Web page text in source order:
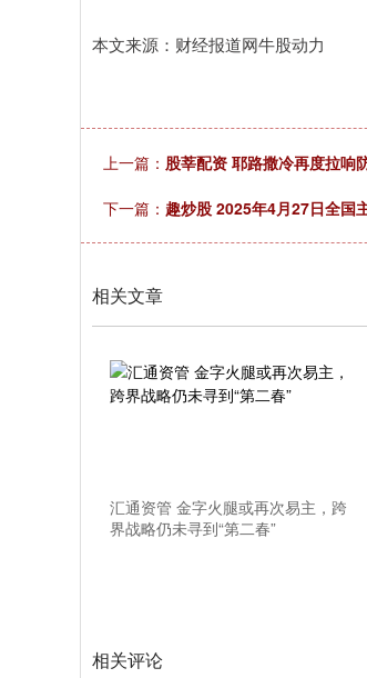
本文来源：财经报道网牛股动力
上一篇： 股莘配资 耶路撒冷再度拉响
下一篇： 趣炒股 2025年4月27日全国
相关文章
汇通资管 金字火腿或再次易主，跨
界战略仍未寻到“第二春”
相关评论